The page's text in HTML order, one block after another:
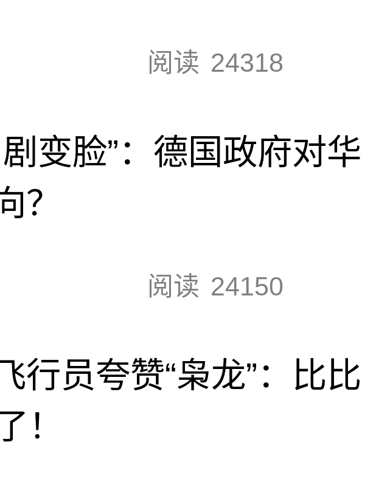
阅读 24318
变脸”：德国政府对华
？
阅读 24150
行员夸赞“枭龙”：比比
！